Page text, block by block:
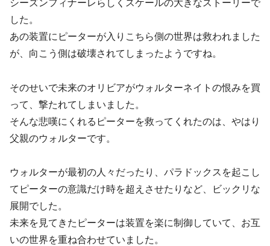
シーズンフィナーレらしくスケールの大きなストーリーで
した。
あの装置にピーターが入りこちら側の世界は救われました
が、向こう側は破壊されてしまったようですね。
そのせいで未来のオリビアがウォルターネイトの恨みを買
って、撃たれてしまいました。
そんな悲嘆にくれるピーターを救ってくれたのは、やはり
父親のウォルターです。
ウォルターが最初の人々だったり、パラドックスを起こし
てピーターの意識だけ時を超えさせたりなど、ビックリな
展開でした。
未来を見てきたピーターは装置を楽に制御していて、お互
いの世界を重ね合わせていました。